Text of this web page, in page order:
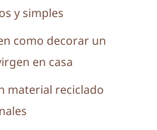
y simples
como decorar un
en casa
material reciclado